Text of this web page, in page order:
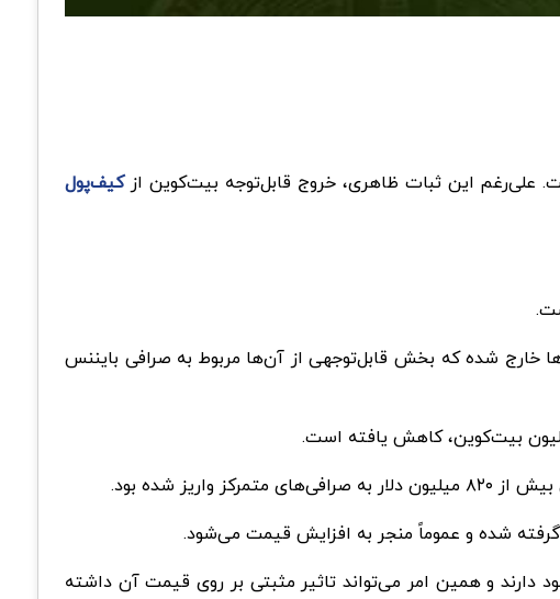
کیف‌پول‌
و در طی سه روز، حدود ۱۶,۰۰۰ بیت‌کوین از کیف‌پول‌ صرافی‌ها خارج شده که بخش قابل‌توجهی از آن‌ها مربوط به صرافی بایننس
شده و عموماً منجر به افزایش قیمت می‌شود.
دارند و همین امر می‌تواند تاثیر مثبتی بر روی قیمت آن داشته